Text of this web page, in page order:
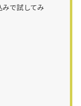
で試してみ